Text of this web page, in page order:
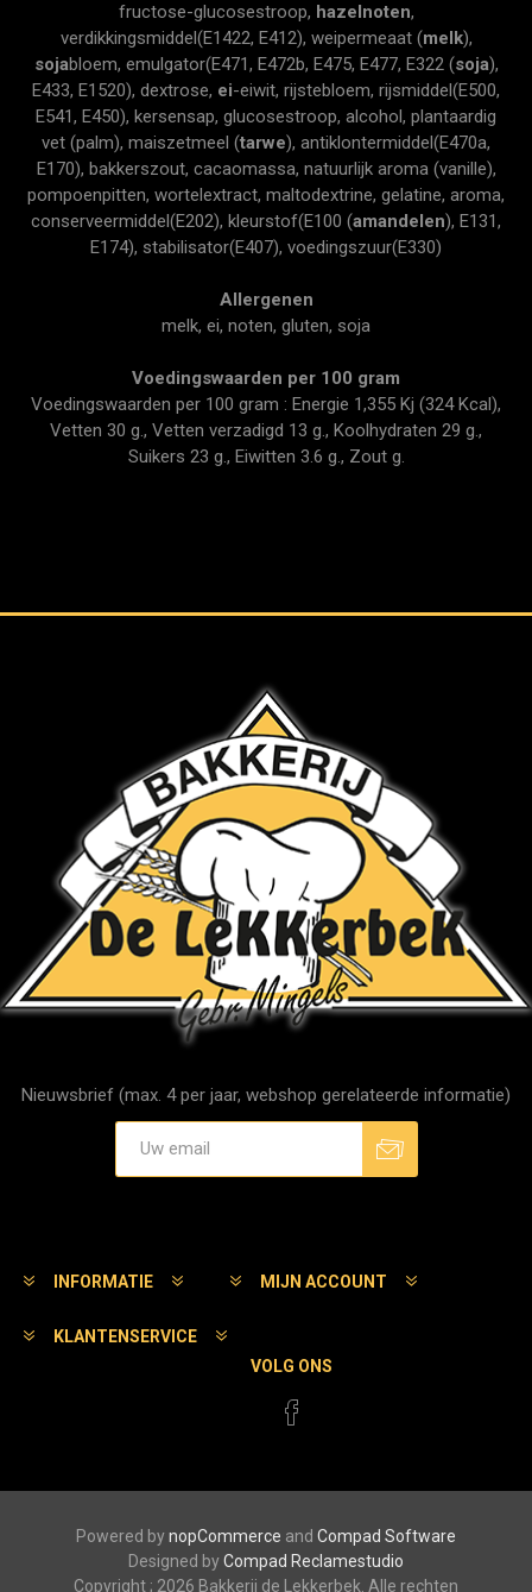
fructose-glucosestroop, hazelnoten,
verdikkingsmiddel(E1422, E412), weipermeaat (melk),
sojabloem, emulgator(E471, E472b, E475, E477, E322 (soja),
E433, E1520), dextrose, ei-eiwit, rijstebloem, rijsmiddel(E500,
E541, E450), kersensap, glucosestroop, alcohol, plantaardig
vet (palm), maiszetmeel (tarwe), antiklontermiddel(E470a,
E170), bakkerszout, cacaomassa, natuurlijk aroma (vanille),
pompoenpitten, wortelextract, maltodextrine, gelatine, aroma,
conserveermiddel(E202), kleurstof(E100 (amandelen), E131,
E174), stabilisator(E407), voedingszuur(E330)
Allergenen
melk, ei, noten, gluten, soja
Voedingswaarden per 100 gram
Voedingswaarden per 100 gram : Energie 1,355 Kj (324 Kcal),
Vetten 30 g., Vetten verzadigd 13 g., Koolhydraten 29 g.,
Suikers 23 g., Eiwitten 3.6 g., Zout g.
Nieuwsbrief (max. 4 per jaar, webshop gerelateerde informatie)
INFORMATIE MIJN ACCOUNT
KLANTENSERVICE
VOLG ONS
Powered bynopCommerce and Compad Software
Designed byCompad Reclamestudio
Copyright ; 2026 Bakkerij de Lekkerbek. Alle rechten